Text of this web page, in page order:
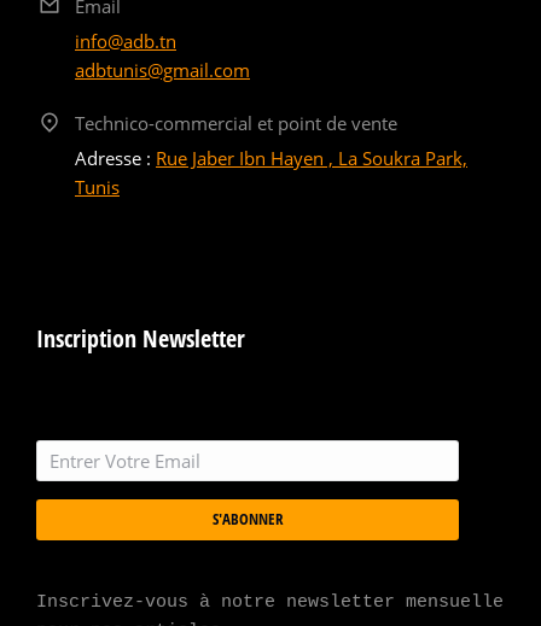
Email
info@adb.tn
adbtunis@gmail.com
Technico-commercial et point de vente
Adresse : Rue Jaber Ibn Hayen , La Soukra Park,
Tunis
Inscription Newsletter
S'ABONNER
Inscrivez-vous à notre newsletter mensuelle